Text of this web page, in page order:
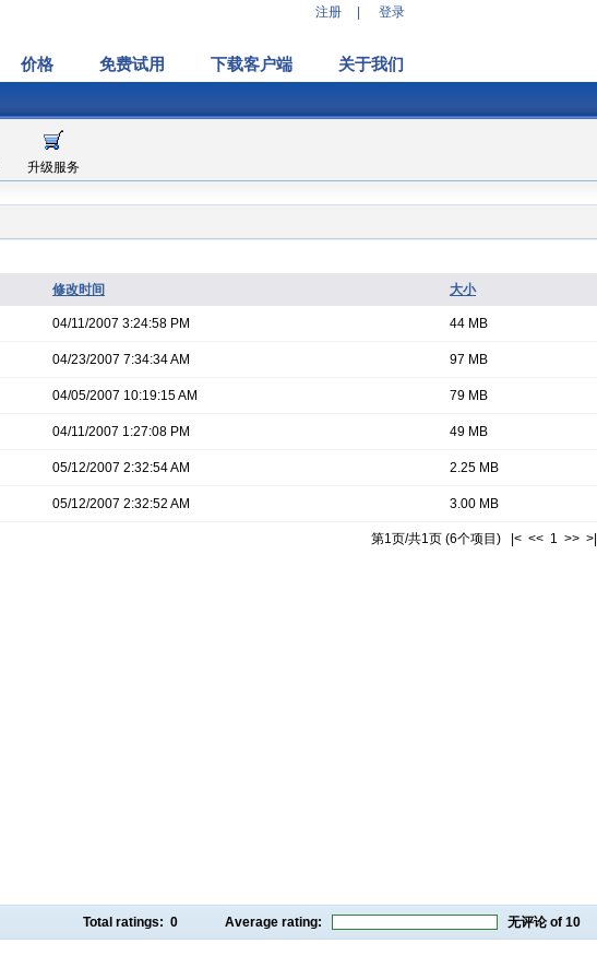
注册 登录
价格 免费试用 下载客户端 关于我们
升级服务
修改时间 大小
04/11/2007 3:24:58 PM 44 MB
04/23/2007 7:34:34 AM 97 MB
04/05/2007 10:19:15 AM 79 MB
04/11/2007 1:27:08 PM 49 MB
05/12/2007 2:32:54 AM 2.25 MB
05/12/2007 2:32:52 AM 3.00 MB
第1页/共1页 (6个项目) |< << 1 >> >|
Total ratings: 0 Average rating: 无评论of 10